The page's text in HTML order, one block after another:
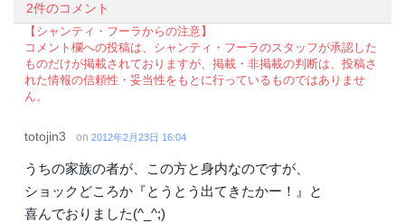
2件のコメント
【シャンティ・フーラからの注意】
コメント欄への投稿は、シャンティ・フーラのスタッフが承認した
ものだけが掲載されておりますが、掲載・非掲載の判断は、投稿さ
れた情報の信頼性・妥当性をもとに行っているものではありませ
ん。
totojin3 on 2012年2月23日 16:04
うちの家族の者が、この方と身内なのですが、
ショックどころか『とうとう出てきたかー！』と
喜んでおりました(^_^;)